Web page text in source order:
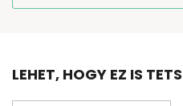
LEHET, HOGY EZ IS